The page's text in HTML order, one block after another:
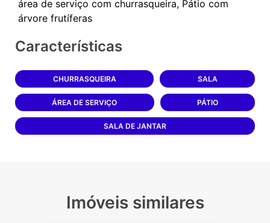
área de serviço com churrasqueira, Pátio com
Características
CHURRASQUEIRA SALA
ÁREA DE SERVIÇO PÁTIO
SALA DE JANTAR
Imóveis similares